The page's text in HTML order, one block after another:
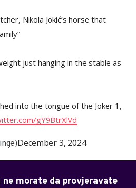
Nikola Jokić’s horse that
just hanging in the stable as
into the tongue of the Joker 1,
gY9BtrXlVd
December 3, 2024
morate da provjeravate